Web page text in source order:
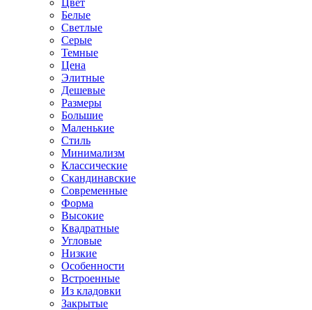
Цвет
Белые
Светлые
Серые
Темные
Цена
Элитные
Дешевые
Размеры
Большие
Маленькие
Стиль
Минимализм
Классические
Скандинавские
Современные
Форма
Высокие
Квадратные
Угловые
Низкие
Особенности
Встроенные
Из кладовки
Закрытые